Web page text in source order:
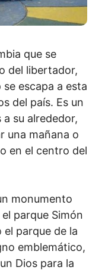
que se
del libertador,
escapa a esta
del país. Es un
su alrededor,
una mañana o
en el centro del
monumento
parque Simón
parque de la
emblemático,
Dios para la